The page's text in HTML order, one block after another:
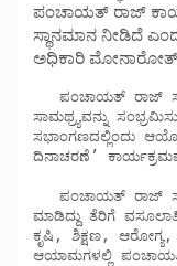
ಪಂಚಾಯತ್ ರಾಜ್
ಸ್ಥಾನಮಾನ ನೀಡಿದೆ
ಅಧಿಕಾರಿ ಮೋನಾರೋತ್
ಸಾಮಥ್ರ್ಯವನ್ನು
ಸಭಾಂಗಣದಲ್ಲಿಂದು
ದಿನಾಚರಣೆ’
ಮಾಡಿದ್ದು ತೆರಿಗೆ
ಕೃಷಿ, ಶಿಕ್ಷಣ,
ಆಯಾಮಗಳಲ್ಲಿ